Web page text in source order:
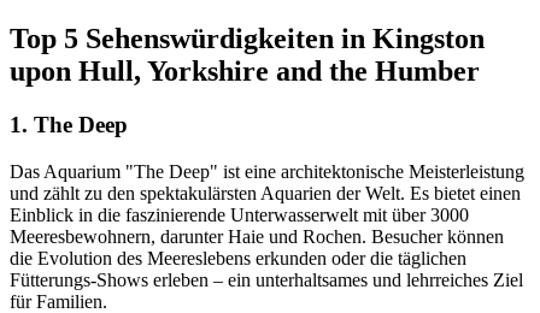
Top 5 Sehenswürdigkeiten in Kingston
upon Hull, Yorkshire and the Humber
1. The Deep
Das Aquarium "The Deep" ist eine architektonische Meisterleistung
und zählt zu den spektakulärsten Aquarien der Welt. Es bietet einen
Einblick in die faszinierende Unterwasserwelt mit über 3000
Meeresbewohnern, darunter Haie und Rochen. Besucher können
die Evolution des Meereslebens erkunden oder die täglichen
Fütterungs-Shows erleben – ein unterhaltsames und lehrreiches Ziel
für Familien.